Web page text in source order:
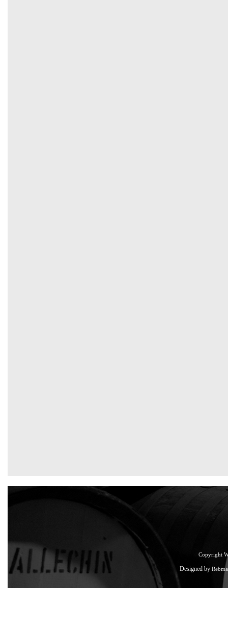
Copyright
Designed by Rebma